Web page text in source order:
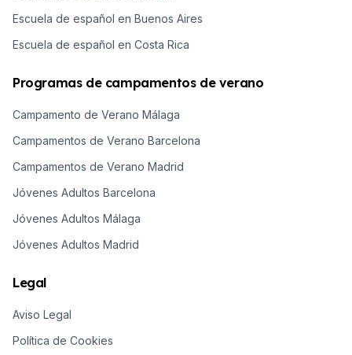
Escuela de español en Buenos Aires
Escuela de español en Costa Rica
Programas de campamentos de verano
Campamento de Verano Málaga
Campamentos de Verano Barcelona
Campamentos de Verano Madrid
Jóvenes Adultos Barcelona
Jóvenes Adultos Málaga
Jóvenes Adultos Madrid
Legal
Aviso Legal
Política de Cookies